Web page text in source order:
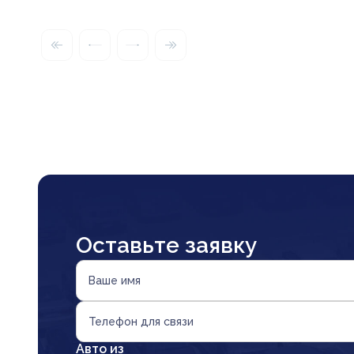
Оставьте заявку
Ваше имя
Телефон для связи
Авто из